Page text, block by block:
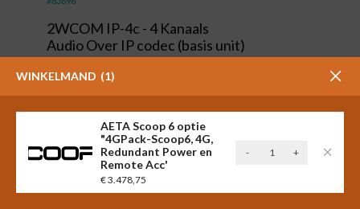
2WCOM IP-4c - 4 Kanaals
Audio Over IP codec (basis unit)
2.444,20)Incl. BTW
shopping_cart
WINKELMAND 1
AETA Scoop 6 optie
"4GPack-Scoop6, 4G,
Redundant Power en
Remote Acc'
€3.478,75
-
AETA+